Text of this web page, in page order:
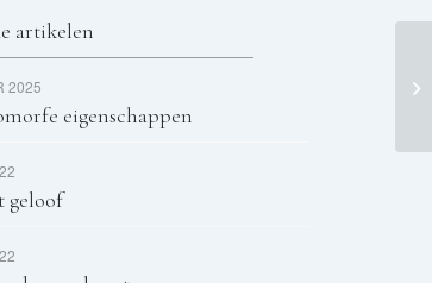
artikelen
2025
eigenschappen
geloof